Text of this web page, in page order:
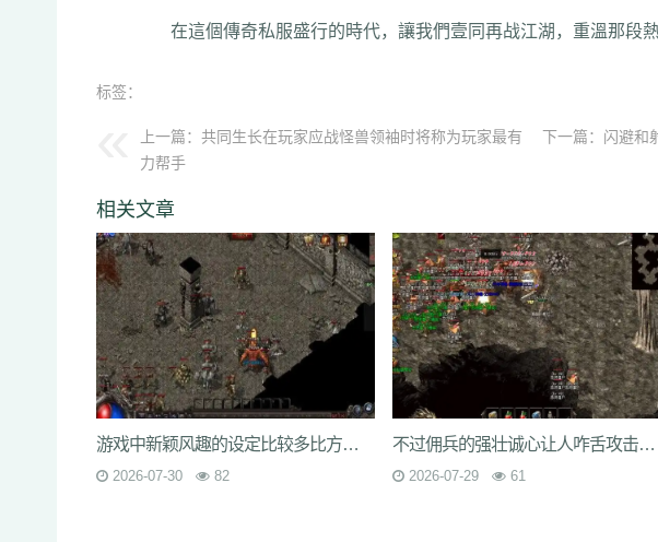
在這個傳奇私服盛行的時代，讓我們壹同再战江湖，重溫那段熱
标签：
上一篇： 共同生长在玩家应战怪兽领袖时将称为玩家最有
力帮手
下一篇： 闪避和
相关文章
游戏中新颖风趣的设定比较多比方在地图上呈现了水上城市
2026-07-30 82
不过佣兵的强壮诚心让人咋舌攻击力啥的真是太强壮了
2026-07-29 61